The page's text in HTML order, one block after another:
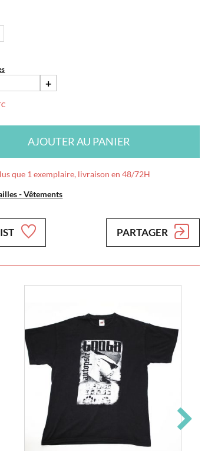
+
AJOUTER AU PANIER
que 1 exemplaire, livraison en 48/72H
- Vêtements
PARTAGER